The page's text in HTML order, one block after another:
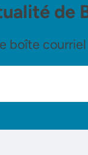
de
boîte